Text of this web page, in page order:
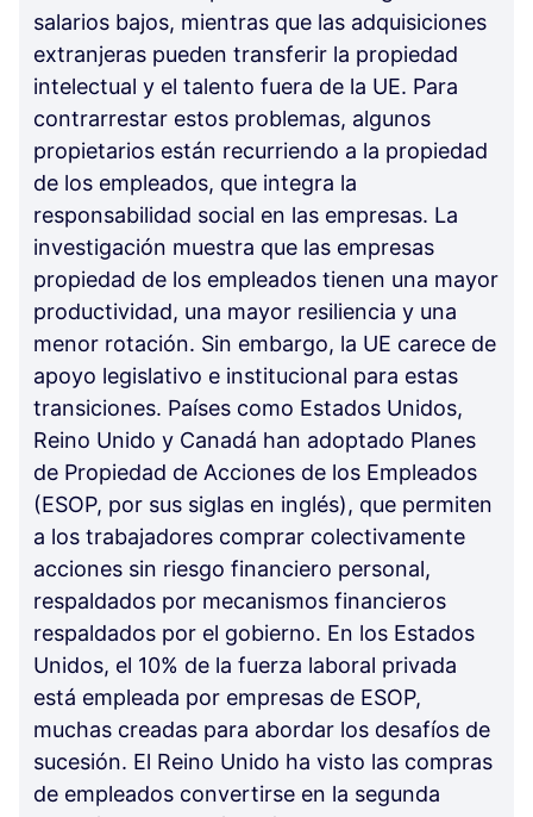
salarios bajos, mientras que las adquisiciones
extranjeras pueden transferir la propiedad
intelectual y el talento fuera de la UE. Para
contrarrestar estos problemas, algunos
propietarios están recurriendo a la propiedad
de los empleados, que integra la
responsabilidad social en las empresas. La
investigación muestra que las empresas
propiedad de los empleados tienen una mayor
productividad, una mayor resiliencia y una
menor rotación. Sin embargo, la UE carece de
apoyo legislativo e institucional para estas
transiciones. Países como Estados Unidos,
Reino Unido y Canadá han adoptado Planes
de Propiedad de Acciones de los Empleados
(ESOP, por sus siglas en inglés), que permiten
a los trabajadores comprar colectivamente
acciones sin riesgo financiero personal,
respaldados por mecanismos financieros
respaldados por el gobierno. En los Estados
Unidos, el 10% de la fuerza laboral privada
está empleada por empresas de ESOP,
muchas creadas para abordar los desafíos de
sucesión. El Reino Unido ha visto las compras
de empleados convertirse en la segunda